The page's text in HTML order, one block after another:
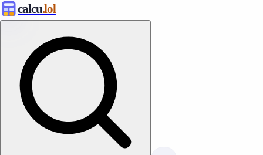
calcu.lol